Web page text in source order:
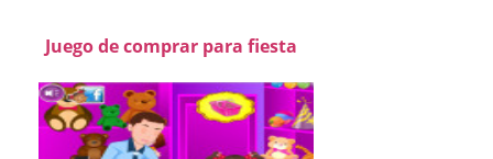
Juego de comprar para fiesta